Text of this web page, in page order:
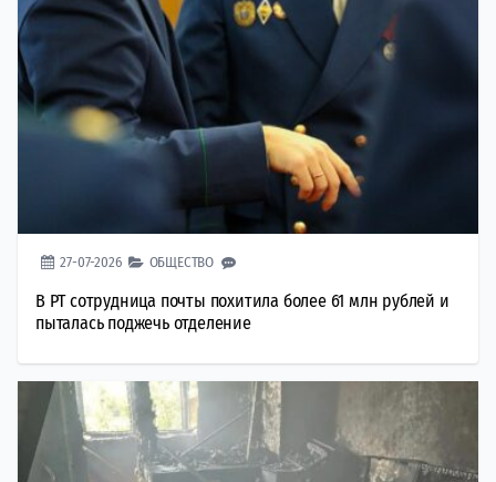
27-07-2026 ОБЩЕСТВО
В РТ сотрудница почты похитила более 61 млн рублей и
пыталась поджечь отделение